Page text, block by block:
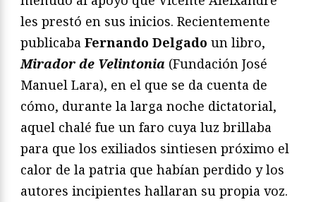
les prestó en sus inicios. Recientemente
publicaba Fernando Delgado un libro,
Mirador de Velintonia (Fundación José
Manuel Lara), en el que se da cuenta de
cómo, durante la larga noche dictatorial,
aquel chalé fue un faro cuya luz brillaba
para que los exiliados sintiesen próximo el
calor de la patria que habían perdido y los
autores incipientes hallaran su propia voz.